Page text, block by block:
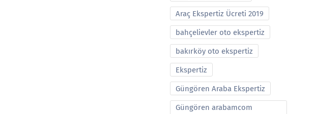
Araç Ekspertiz Ücreti 2019
bahçelievler oto ekspertiz
bakırköy oto ekspertiz
Ekspertiz
Güngören Araba Ekspertiz
Güngören arabamcom